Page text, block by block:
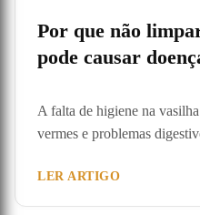
Por que não
pode causar
A falta de higiene na
vermes e problemas
LER ARTIGO